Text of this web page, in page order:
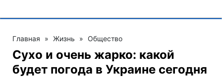
Главная » Жизнь » Общество
Сухо и очень жарко: какой
будет погода в Украине сегодня